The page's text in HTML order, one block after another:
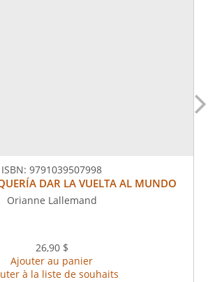
ISBN: 9791039507998
DAR LA VUELTA AL MUNDO
Orianne Lallemand
26,90 $
Ajouter au panier
à la liste de souhaits